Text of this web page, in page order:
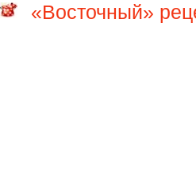
«Восточный»